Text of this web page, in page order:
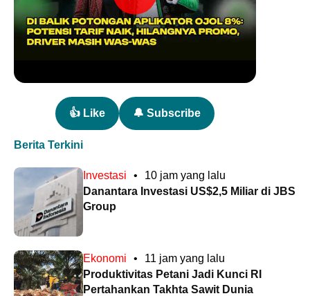
👍 Like 🔔 Subscribe
Berita Terkini
Investasi •
10 jam yang lalu
Danantara Investasi US$2,5 Miliar di JBS
Group
Ekonomi •
11 jam yang lalu
Produktivitas Petani Jadi Kunci RI
Pertahankan Takhta Sawit Dunia